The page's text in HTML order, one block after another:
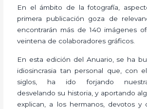
En el ámbito de la fotografía,
primera publicación goza de
encontrarán más de 140 imágenes
veintena de colaboradores gráficos.
En esta edición del Anuario, se ha
idiosincrasia tan personal que, con
siglos, ha ido forjando nuestra
desvelando su historia, y aportando
explican, a los hermanos, devotos y